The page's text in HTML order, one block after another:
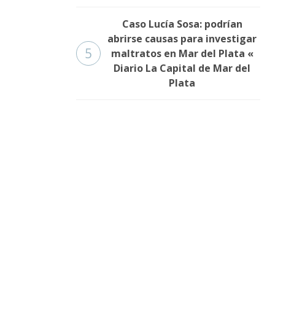
5
Caso Lucía Sosa: podrían
abrirse causas para investigar
maltratos en Mar del Plata «
Diario La Capital de Mar del
Plata